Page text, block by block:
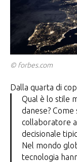
© forbes.com
Dalla quarta di
Qual è lo stile
danese?
collaboratore
decisionale
Nel mondo
tecnologia